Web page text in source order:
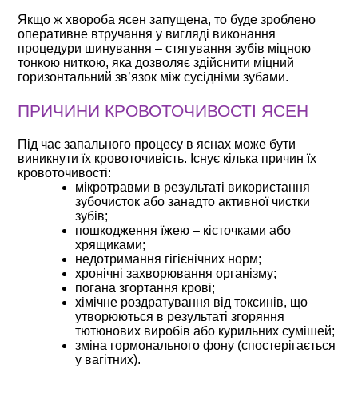
Якщо ж хвороба ясен запущена, то буде зроблено
оперативне втручання у вигляді виконання
процедури шинування – стягування зубів міцною
тонкою ниткою, яка дозволяє здійснити міцний
горизонтальний зв’язок між сусідніми зубами.
ПРИЧИНИ КРОВОТОЧИВОСТІ ЯСЕН
Під час запального процесу в яснах може бути
виникнути їх кровоточивість. Існує кілька причин їх
кровоточивості:
мікротравми в результаті використання
зубочисток або занадто активної чистки
зубів;
пошкодження їжею – кісточками або
хрящиками;
недотримання гігієнічних норм;
хронічні захворювання організму;
погана згортання крові;
хімічне роздратування від токсинів, що
утворюються в результаті згоряння
тютюнових виробів або курильних сумішей;
зміна гормонального фону (спостерігається
у вагітних).